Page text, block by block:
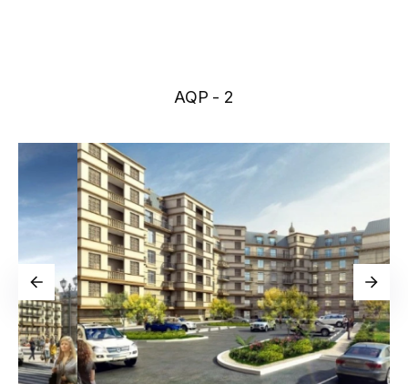
Новости
Галерея
Видео
AQP - 2